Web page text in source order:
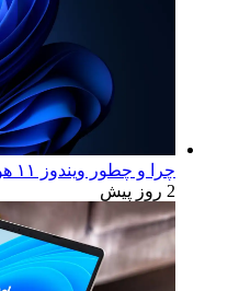
چرا و چطور ویندوز ۱۱ هوم رو به پرو آپگرید کنیم؟
2 روز پیش